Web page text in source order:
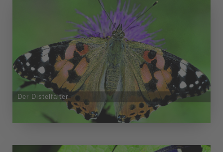
Der Distelfalter